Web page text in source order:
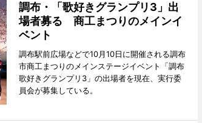
調布・「歌好きグランプリ3」出
場者募る 商工まつりのメインイ
ベント
調布駅前広場などで10月10日に開催される調布
市商工まつりのメインステージイベント「調布
歌好きグランプリ3」の出場者を現在、実行委
員会が募集している。